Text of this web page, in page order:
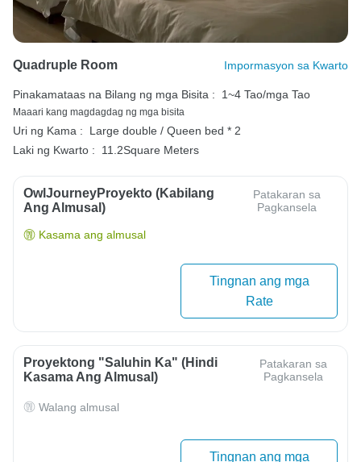
Quadruple Room Impormasyon sa Kwarto
Pinakamataas na Bilang ng mga Bisita : 1~4 Tao/mga Tao
Maaari kang magdagdag ng mga bisita
Uri ng Kama :
Large double / Queen bed * 2
Laki ng Kwarto :
11.2Square Meters
OwlJourneyProyekto (Kabilang
Ang Almusal)
Patakaran sa
Pagkansela
Kasama ang almusal
Tingnan ang mga
Rate
Proyektong "Saluhin Ka" (Hindi
Kasama Ang Almusal)
Patakaran sa
Pagkansela
Walang almusal
Tingnan ang mga